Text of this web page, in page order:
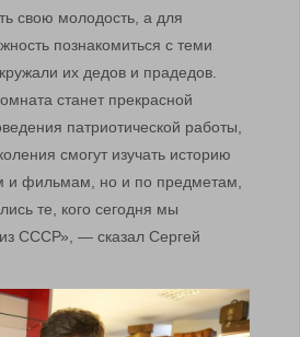
свою молодость, а для
познакомиться с теми
их дедов и прадедов.
станет прекрасной
патриотической работы,
смогут изучать историю
и фильмам, но и по предметам,
те, кого сегодня мы
СССР», — сказал Сергей